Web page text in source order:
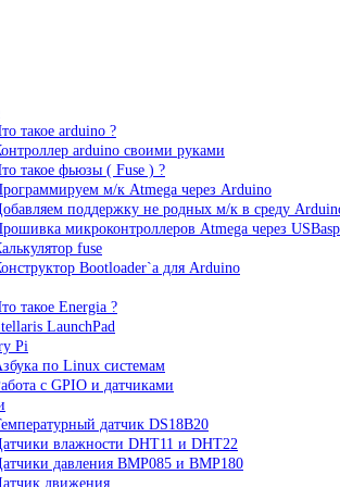
такое аrduino ?
arduino своими руками
такое фьюзы ( Fuse ) ?
м/к Atmega через Arduino
поддержку не родных м/к в среду
микроконтроллеров Atmega через USBasp
fuse
Bootloader`а для Arduino
такое Energia ?
LaunchPad
Pi
по Linux системам
с GPIO и датчиками
датчик DS18B20
влажности DHT11 и DHT22
давления BMP085 и BMP180
движения